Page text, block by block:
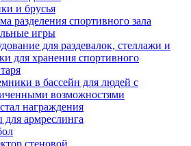
и брусья
разделения спортивного зала
игры
для раздевалок, стеллажи и
для хранения спортивного
в бассейн для людей с
возможностями
награждения
для армреслинга
стеновой